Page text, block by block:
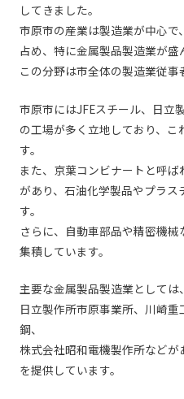
してきました。
市原市の産業は製造業が中心
占め、特に金属製品製造業が盛
この分野は市全体の製造業従事
市原市にはJFEスチール、日立
の工場が多く立地しており、こ
す。
また、京葉コンビナートと呼
があり、石油化学製品やプラ
す。
さらに、自動車部品や精密機
集積しています。
主要な金属製品製造業としては
日立製作所市原事業所、川崎
鋼、
株式会社昭和電機製作所など
を提供しています。